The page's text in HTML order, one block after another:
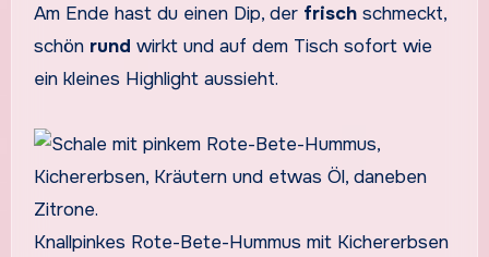
Am Ende hast du einen Dip, der frischschmeckt,
schön rund wirkt und auf dem Tisch sofort wie
ein kleines Highlight aussieht.
Knallpinkes Rote-Bete-Hummus mit Kichererbsen